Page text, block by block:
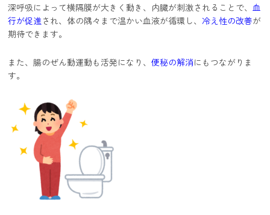
深呼吸によって横隔膜が大きく動き、内臓が刺激されることで、 血
行が促進 され、体の隅々まで温かい血液が循環し、冷え性の改善が
期待できます。
また、腸のぜん動運動も活発になり、便秘の解消にもつながりま
す。